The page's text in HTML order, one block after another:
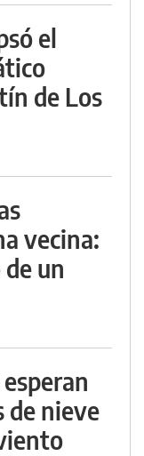
el
de Los
vecina:
un
de nieve